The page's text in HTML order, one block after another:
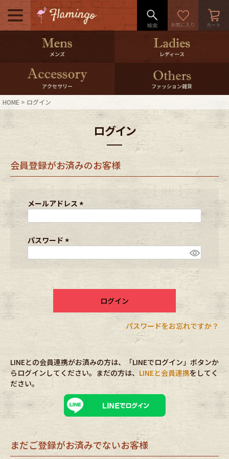
メニュー
500pt＆10％Offクーポンプレゼン
ト
10％0ffクーポンプレゼント
ログイン・会員登録 LINE ID連携
マイページ
ご利用ガイド International Shipping
店舗紹介 特集一覧
スタッフコーディネート
年代から探す
メンズ商品カテゴリーから探す
Tops Outer
Bottoms Fafatt
レディース商品カテゴリーから探す
Bottoms
Outer One Piece
メンズ レディース
アクセサリー ファッション雑貨
HOME ログイン
ログイン
会員登録がお済みのお客様
メールアドレス
)
パスワード
ログイン
パスワードをお忘れですか？
LINEとの会員連携がお済みの方は、「LINEでログイン」ボタンか
らログインしてください。まだの方は、 LINEと会員連携をしてく
ださい。
まだご登録がお済みでないお客様